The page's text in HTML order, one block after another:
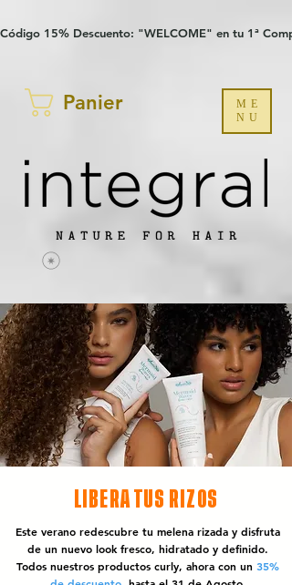
Código 15% Descuento: "WELCOME" en tu 1ª
Panier
ME
NU
LIBERA TUS RIZOS
Este verano redescubre tu melena rizada y disfruta
de un nuevo look fresco, hidratado y definido.
Todos nuestros productos curly, ahora con un 35%